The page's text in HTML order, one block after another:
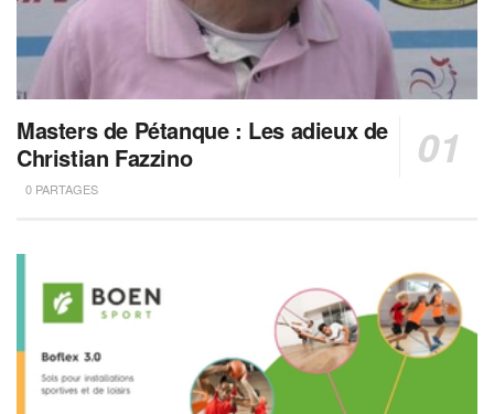
Masters de Pétanque : Les adieux de
Christian Fazzino
0 PARTAGES